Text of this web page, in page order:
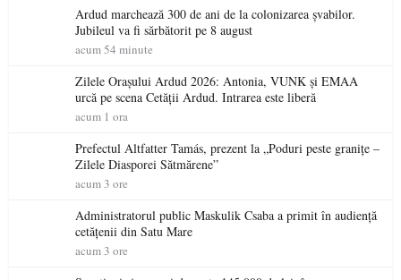
Ardud marchează 300 de ani de la colonizarea șvabilor.
Jubileul va fi sărbătorit pe 8 august
acum 54 minute
Zilele Orașului Ardud 2026: Antonia, VUNK și EMAA
urcă pe scena Cetății Ardud. Intrarea este liberă
acum 1 ora
Prefectul Altfatter Tamás, prezent la „Poduri peste granițe –
Zilele Diasporei Sătmărene”
acum 3 ore
Administratorul public Maskulik Csaba a primit în audiență
cetățenii din Satu Mare
acum 3 ore